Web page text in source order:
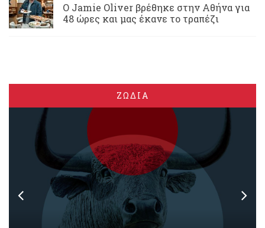
Ο Jamie Oliver βρέθηκε στην Αθήνα για
48 ώρες και μας έκανε το τραπέζι
ΖΩΔΙΑ